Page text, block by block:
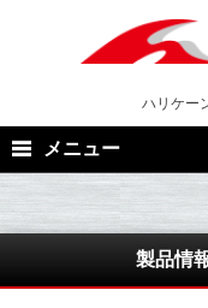
ハリケー
メニュー
製品情